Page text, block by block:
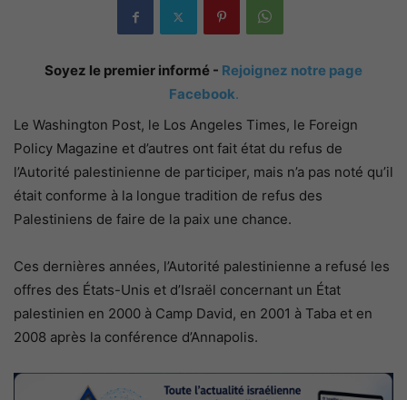
Soyez le premier informé - Rejoignez notre page
Facebook.
Le Washington Post, le Los Angeles Times, le Foreign
Policy Magazine et d’autres ont fait état du refus de
l’Autorité palestinienne de participer, mais n’a pas noté qu’il
était conforme à la longue tradition de refus des
Palestiniens de faire de la paix une chance.
Ces dernières années, l’Autorité palestinienne a refusé les
offres des États-Unis et d’Israël concernant un État
palestinien en 2000 à Camp David, en 2001 à Taba et en
2008 après la conférence d’Annapolis.